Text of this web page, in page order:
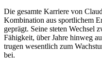
Die gesamte Karriere von
Kombination aus sportlichem
geprägt. Seine steten Wechsel
Fähigkeit, über Jahre hinweg
trugen wesentlich zum
bei.